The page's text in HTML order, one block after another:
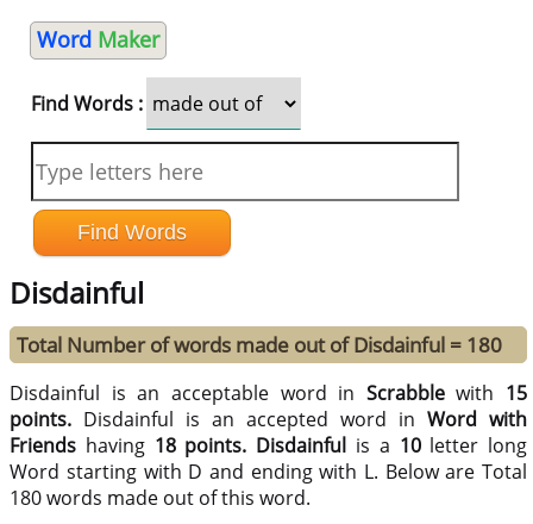
Word Maker
Find Words :
Disdainful
Total Number of words made out of Disdainful = 180
Disdainful is an acceptable word in Scrabblewith 15
points. Disdainful is an accepted word inWord with
Friends having 18 points. Disdainful is a 10letter long
Word starting with D and ending with L. Below are Total
180 words made out of this word.